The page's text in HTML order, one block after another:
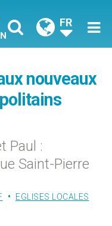
FR
nouveaux
Paul :
Saint-Pierre
EGLISES LOCALES